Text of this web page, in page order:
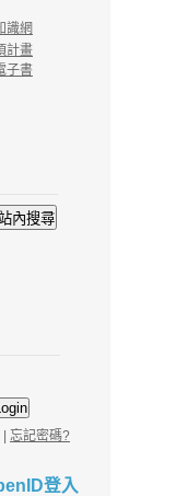
識網
計畫
子書
| 忘記密碼?
登入